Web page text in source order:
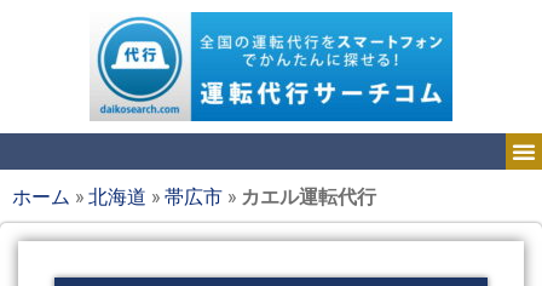
ホーム »北海道 »帯広市 » カエル運転代行